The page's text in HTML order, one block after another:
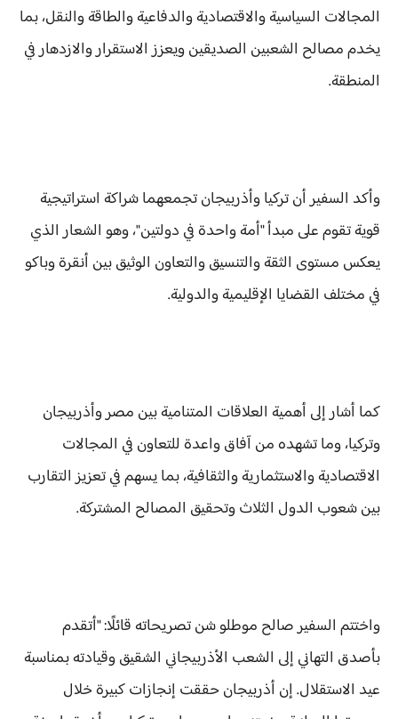
المجالات السياسية والاقتصادية والدفاعية والطاقة والنقل، بما
يخدم مصالح الشعبين الصديقين ويعزز الاستقرار والازدهار في
المنطقة.
وأكد السفير أن تركيا وأذربيجان تجمعهما شراكة استراتيجية
قوية تقوم على مبدأ "أمة واحدة في دولتين"، وهو الشعار الذي
يعكس مستوى الثقة والتنسيق والتعاون الوثيق بين أنقرة وباكو
في مختلف القضايا الإقليمية والدولية.
كما أشار إلى أهمية العلاقات المتنامية بين مصر وأذربيجان
وتركيا، وما تشهده من آفاق واعدة للتعاون في المجالات
الاقتصادية والاستثمارية والثقافية، بما يسهم في تعزيز التقارب
بين شعوب الدول الثلاث وتحقيق المصالح المشتركة.
واختتم السفير صالح موطلو شن تصريحاته قائلًا: "أتقدم
بأصدق التهاني إلى الشعب الأذربيجاني الشقيق وقيادته بمناسبة
عيد الاستقلال. إن أذربيجان حققت إنجازات كبيرة خلال